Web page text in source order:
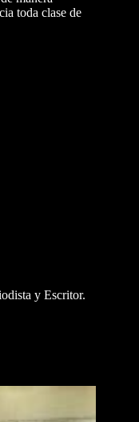
toda clase de
y Escritor.